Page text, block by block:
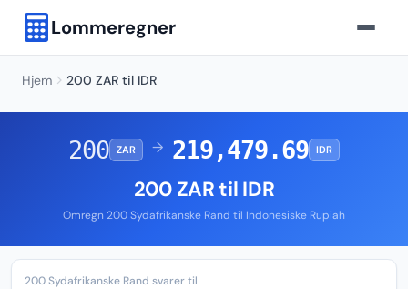
Lommeregner
Hjem 200 ZAR til IDR
200 ZAR → 219,479.69 IDR
200 ZAR til IDR
Omregn 200 Sydafrikanske Rand til Indonesiske Rupiah
200 Sydafrikanske Rand svarer til